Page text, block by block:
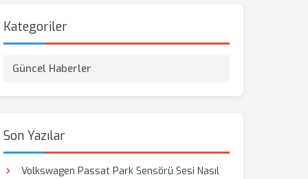
Kategoriler
Güncel Haberler
Son Yazılar
Volkswagen Passat Park Sensörü Sesi Nasıl